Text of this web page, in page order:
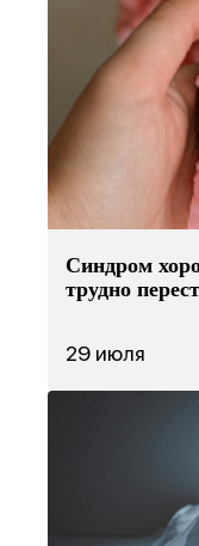
Синдром
трудно
29 июля